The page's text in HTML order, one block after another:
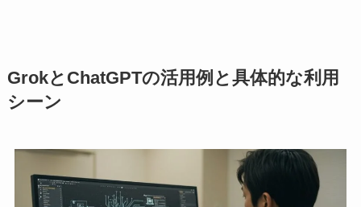
GrokとChatGPTの活用例と具体的な利用
シーン